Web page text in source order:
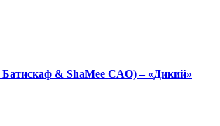
& ShaMee CAO) – «Дикий»